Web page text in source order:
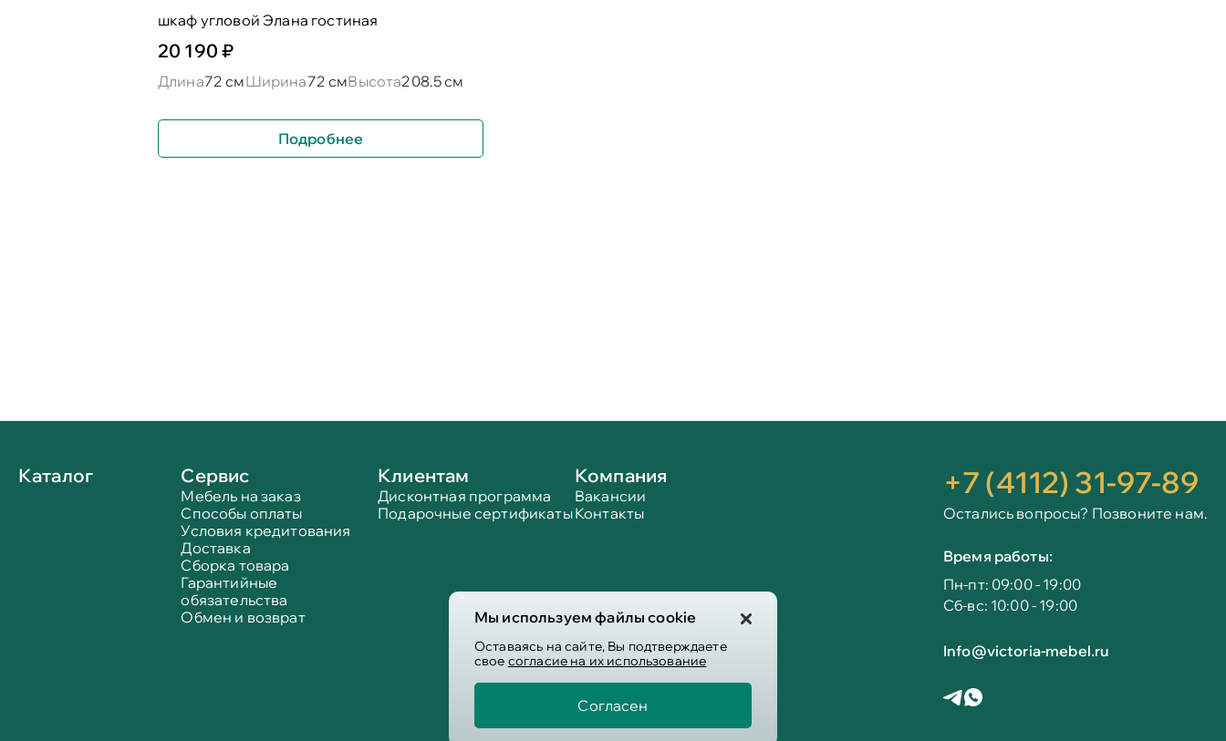
Мы используем файлы cookie
Оставаясь на сайте, Вы подтверждаете
свое согласие на их использование
Согласен
шкаф угловой Элана гостиная
20 190 ₽
Длина72 смШирина72 смВысота208.5 см
Подробнее
Каталог Сервис
Мебель на заказ
Способы оплаты
Условия кредитования
Доставка
Сборка товара
Гарантийные
обязательства
Обмен и возврат
Клиентам
Дисконтная программа
Подарочные сертификаты
Компания
Вакансии
Контакты
+7 (4112) 31-97-89
Остались вопросы? Позвоните нам.
Время работы:
Пн-пт: 09:00 - 19:00
Сб-вс: 10:00 - 19:00
Info@victoria-mebel.ru